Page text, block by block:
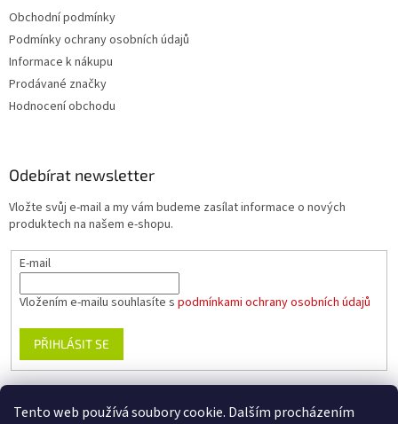
Tento web používá soubory cookie. Dalším procházením
Obchodní podmínky
Podmínky ochrany osobních údajů
Informace k nákupu
Prodávané značky
Hodnocení obchodu
Odebírat newsletter
Vložte svůj e-mail a my vám budeme zasílat informace o nových
produktech na našem e-shopu.
E-mail
Vložením e-mailu souhlasíte s podmínkami ochrany osobních údajů
PŘIHLÁSIT SE
www.planika.cz www.trekingovaobuv.cz www.regaobuv.cz